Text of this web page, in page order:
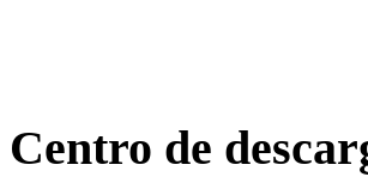
Centro de